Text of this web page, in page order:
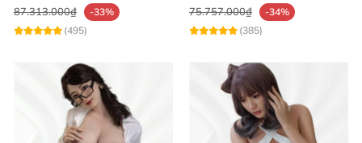
87.313.000₫
-33%
(495)
75.757.000₫
-34%
(385)